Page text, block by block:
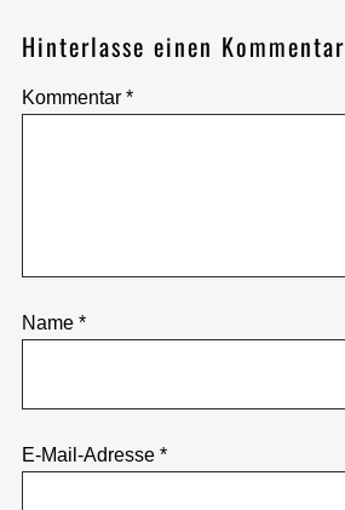
Hinterlasse einen Kommentar
Kommentar *
Name *
E-Mail-Adresse *